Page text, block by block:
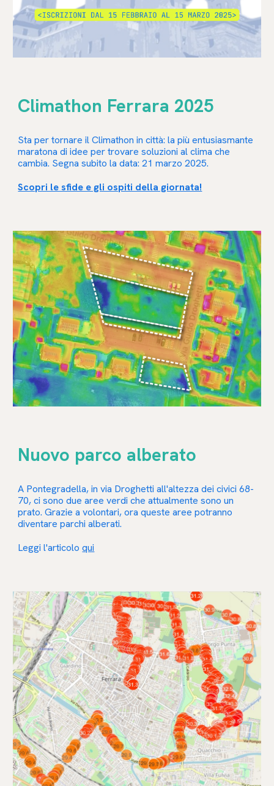
Climathon Ferrara 2025
Sta per tornare il Climathon in città: la più entusiasmante
maratona di idee per trovare soluzioni al clima che
cambia. Segna subito la data: 21 marzo 2025.
Scopri le sfide e gli ospiti della giornata!
Nuovo parco alberato
A Pontegradella, in via Droghetti all'altezza dei civici 68-
70, ci sono due aree verdi che attualmente sono un
prato. Grazie a volontari, ora queste aree potranno
diventare parchi alberati.
Leggi l'articoloqui